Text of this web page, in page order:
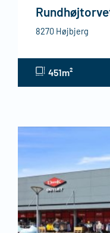
8270 Højbjerg
451m²